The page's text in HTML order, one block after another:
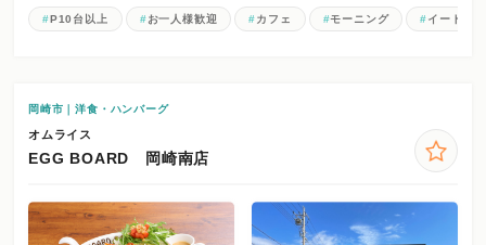
P10台以上 お一人様歓迎 カフェ モーニング イートイン
岡崎市｜洋食・ハンバーグ
オムライス
EGG BOARD 岡崎南店